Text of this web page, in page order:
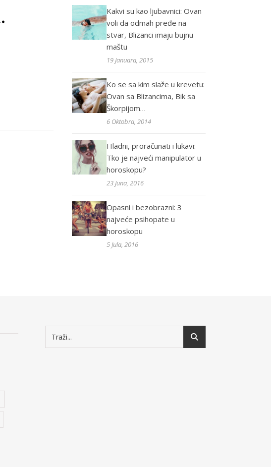
Kakvi su kao ljubavnici: Ovan
voli da odmah pređe na
stvar, Blizanci imaju bujnu
maštu
19 Januara, 2015
Ko se sa kim slaže u krevetu:
Ovan sa Blizancima, Bik sa
Škorpijom…
6 Oktobra, 2014
Hladni, proračunati i lukavi:
Tko je najveći manipulator u
horoskopu?
23 Juna, 2016
Opasni i bezobrazni: 3
najveće psihopate u
horoskopu
5 Jula, 2016